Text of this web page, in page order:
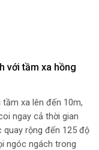
với tầm xa hồng
xa lên đến 10m,
ngay cả thời gian
quay rộng đến 125 độ
ngóc ngách trong